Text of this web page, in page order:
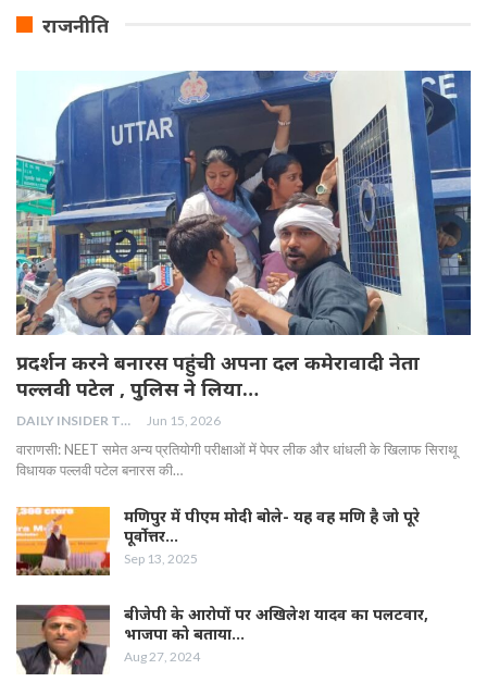
राजनीति
प्रदर्शन करने बनारस पहुंची अपना दल कमेरावादी नेता
पल्लवी पटेल , पुलिस ने लिया…
DAILY INSIDER TEAM Jun 15, 2026
वाराणसी: NEET समेत अन्य प्रतियोगी परीक्षाओं में पेपर लीक और धांधली के खिलाफ सिराथू
विधायक पल्लवी पटेल बनारस की…
मणिपुर में पीएम मोदी बोले- यह वह मणि है जो पूरे
पूर्वोत्तर…
Sep 13, 2025
बीजेपी के आरोपों पर अखिलेश यादव का पलटवार,
भाजपा को बताया…
Aug 27, 2024